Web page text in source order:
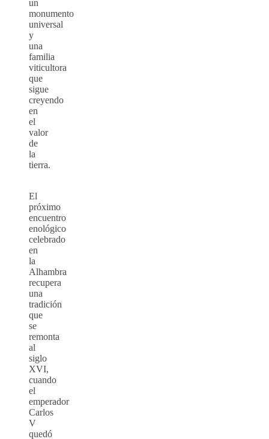
un
monumento
universal
y
una
familia
viticultora
que
sigue
creyendo
en
el
valor
de
la
tierra.
El
próximo
encuentro
enológico
celebrado
en
la
Alhambra
recupera
una
tradición
que
se
remonta
al
siglo
XVI,
cuando
el
emperador
Carlos
V
quedó